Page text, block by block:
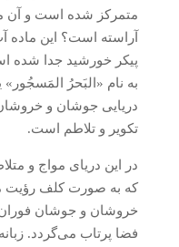
متمرکز شده است و آن
آراسته است؟ این ماده
پیکر خورشید جدا شده
به نام «البَحرُ
دریایی جوشان و خروشان
تکویر و تلاطم است.
در این دریای مواج و
که به صورت کلف رؤیت
خروشان و جوشان
فضا پرتاب می‌گردد.